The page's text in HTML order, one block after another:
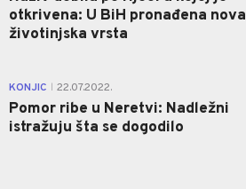
otkrivena: U BiH pronađena nova
životinjska vrsta
KONJIC 22.07.2022.
Pomor ribe u Neretvi: Nadležni
istražuju šta se dogodilo